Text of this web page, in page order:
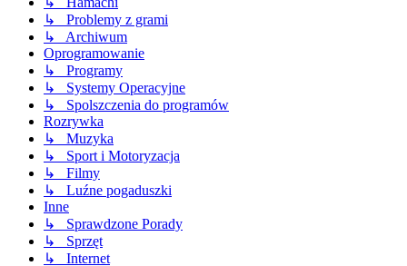
↳ Problemy z grami
↳ Archiwum
Oprogramowanie
↳ Programy
↳ Systemy Operacyjne
↳ Spolszczenia do programów
Rozrywka
↳ Muzyka
↳ Sport i Motoryzacja
↳ Filmy
↳ Luźne pogaduszki
Inne
↳ Sprawdzone Porady
↳ Sprzęt
↳ Internet